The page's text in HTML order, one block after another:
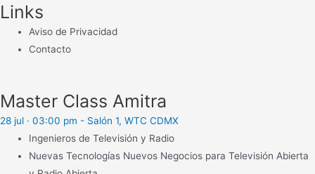
Links
Aviso de Privacidad
Contacto
Master Class Amitra
28 jul · 03:00 pm - Salón 1, WTC CDMX
Ingenieros de Televisión y Radio
Nuevas Tecnologías Nuevos Negocios para Televisión Abierta